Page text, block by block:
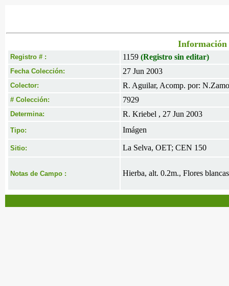
Información
Registro # : 1159 (Registro sin editar)
Fecha Colección: 27 Jun 2003
Colector: R. Aguilar, Acomp. por:
# Colección: 7929
Determina: R. Kriebel , 27 Jun 2003
Tipo: Imágen
Sitio: La Selva, OET; CEN 150
Notas de Campo : Hierba, alt. 0.2m., Flores